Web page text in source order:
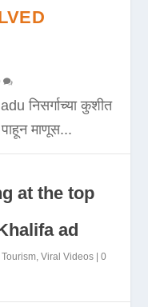
निसर्गाच्या कुशीत
माणूस...
at the top
ad
Tourism ,Viral Videos |0